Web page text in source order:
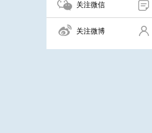
关注微信
关注微博